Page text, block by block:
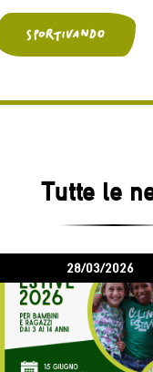
Tutte le
28/03/2026